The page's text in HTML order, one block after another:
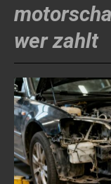
wer zahlt